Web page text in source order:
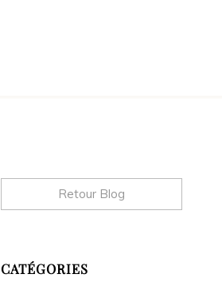
Retour Blog
CATÉGORIES